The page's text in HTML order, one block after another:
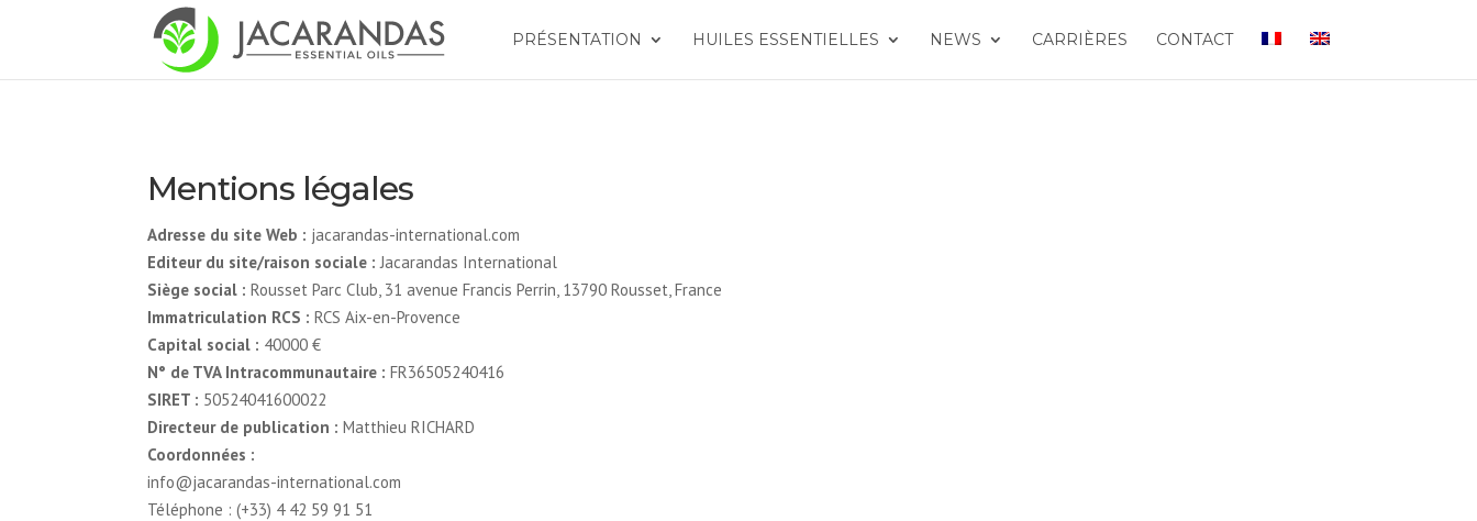
PRÉSENTATION HUILES ESSENTIELLES NEWS CARRIÈRES CONTACT
Mentions légales
Adresse du site Web : jacarandas-international.com
Editeur du site/raison sociale : Jacarandas International
Siège social : Rousset Parc Club, 31 avenue Francis Perrin, 13790 Rousset, France
Immatriculation RCS : RCS Aix-en-Provence
Capital social : 40000 €
N° de TVA Intracommunautaire :FR36505240416
SIRET : 50524041600022
Directeur de publication : Matthieu RICHARD
Coordonnées :
info@jacarandas-international.com
Téléphone : (+33) 4 42 59 91 51